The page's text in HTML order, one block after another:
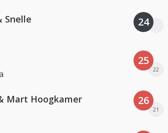
Snelle
Mart Hoogkamer
24
25
22
26
21